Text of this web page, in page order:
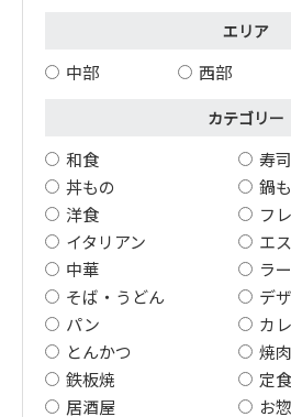
エリア
中部 西部
カテゴリー
和食
寿司
丼もの
鍋
洋食
フ
イタリアン
エ
中華
ラ
そば・うどん
デ
パン
カ
とんかつ
焼肉
鉄板焼
定
居酒屋
お